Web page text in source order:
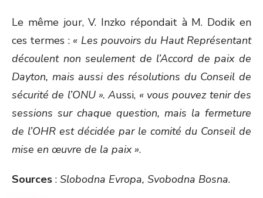
Le même jour, V. Inzko répondait à M. Dodik en
ces termes : « Les pouvoirs du Haut Représentant
découlent non seulement de l’Accord de paix de
Dayton, mais aussi des résolutions du Conseil de
sécurité de l’ONU ». Aussi, « vous pouvez tenir des
sessions sur chaque question, mais la fermeture
de l’OHR est décidée par le comité du Conseil de
mise en œuvre de la paix ».
Sources : Slobodna Evropa, Svobodna Bosna.